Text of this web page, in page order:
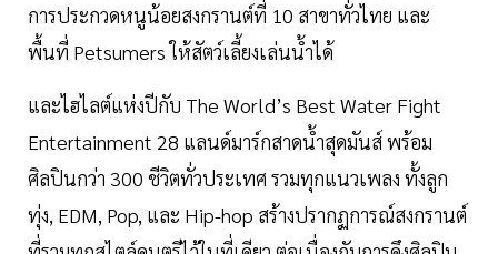
การประกวดหนูน้อยสงกรานต์ที่ 10 สาขาทั่วไทย และ
พื้นที่ Petsumers ให้สัตว์เลี้ยงเล่นน้ำได้
และไฮไลต์แห่งปีกับ The World’s Best Water Fight
Entertainment 28 แลนด์มาร์กสาดน้ำสุดมันส์ พร้อม
ศิลปินกว่า 300 ชีวิตทั่วประเทศ รวมทุกแนวเพลง ทั้งลูก
ทุ่ง, EDM, Pop, และ Hip-hop สร้างปรากฏการณ์สงกรานต์